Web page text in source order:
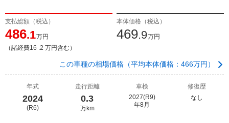
支払総額（税込）
486.1万円
（諸経費16 .2 万円含む）
本体価格（税込）
469.9万円
この車種の相場価格（平均本体価格：466万円）
年式
2024
(R6)
走行距離
0.3
万km
車検
2027(R9)
年8月
修復歴
なし